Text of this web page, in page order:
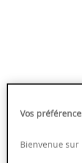
Puissant
Vos
Bienvenue